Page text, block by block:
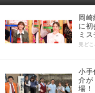
岡崎
に初
ミ
見どこ
小手
介が
場！